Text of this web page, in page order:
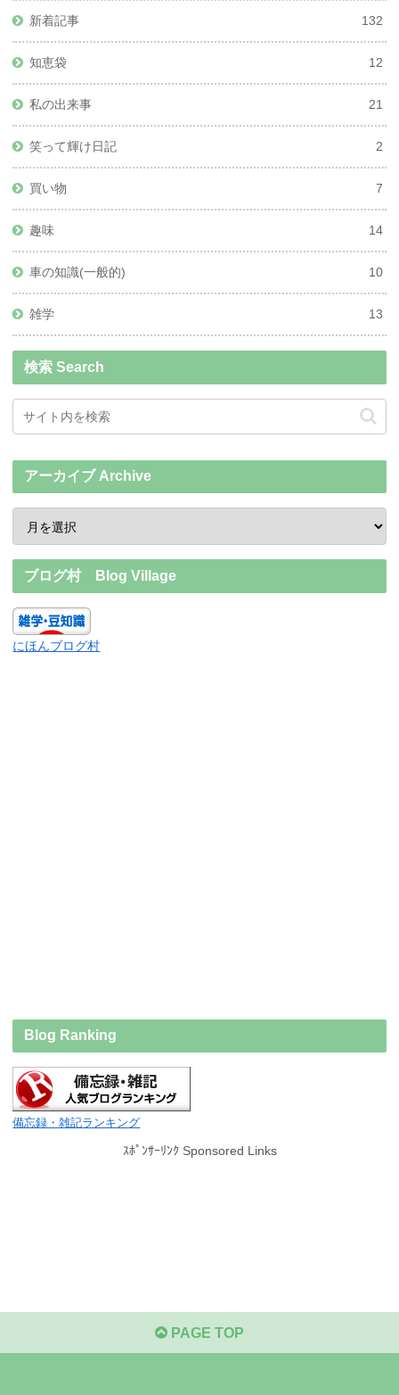
新着記事 132
知恵袋 12
私の出来事 21
笑って輝け日記 2
買い物 7
趣味 14
車の知識(一般的) 10
雑学 13
検索 Search
アーカイブ Archive
ブログ村 Blog Village
にほんブログ村
Blog Ranking
備忘録・雑記ランキング
ｽﾎﾟﾝｻｰﾘﾝｸ Sponsored Links
PAGE TOP